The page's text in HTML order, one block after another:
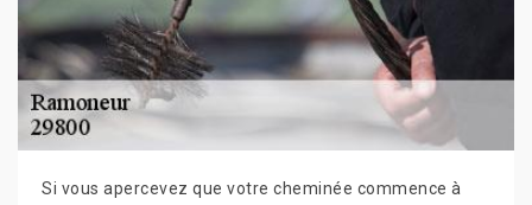
Si vous apercevez que votre cheminée commence à